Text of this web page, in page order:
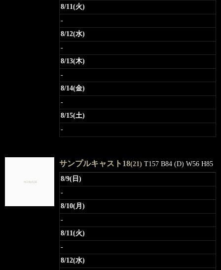
8/11(火)
-
8/12(水)
-
8/13(木)
-
8/14(金)
-
8/15(土)
-
サンプルキャスト18(21) T157 B84 (D) W56 H85
8/9(日)
-
8/10(月)
-
8/11(火)
-
8/12(水)